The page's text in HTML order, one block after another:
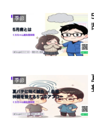
季節
季節